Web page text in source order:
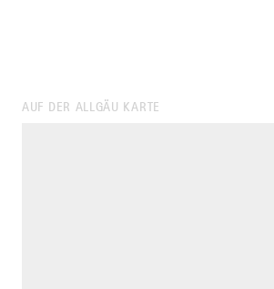
AUF DER ALLGÄU KARTE